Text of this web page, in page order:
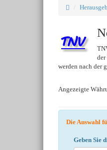
der
werden nach der
Angezeigte
Die Auswahl
Geben Sie